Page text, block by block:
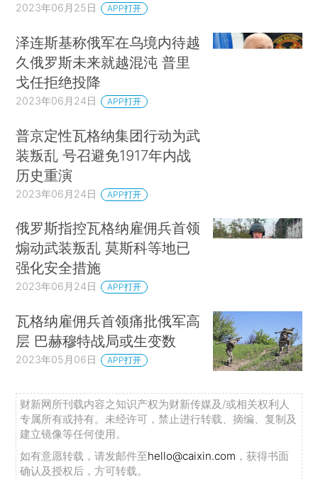
2023年06月25日 APP打开
泽连斯基称俄军在乌境内待越
久俄罗斯未来就越混沌 普里
戈任拒绝投降
2023年06月24日 APP打开
普京定性瓦格纳集团行动为武
装叛乱 号召避免1917年内战
历史重演
2023年06月24日 APP打开
俄罗斯指控瓦格纳雇佣兵首领
煽动武装叛乱 莫斯科等地已
强化安全措施
2023年06月24日 APP打开
瓦格纳雇佣兵首领痛批俄军高
层 巴赫穆特战局或生变数
2023年05月06日 APP打开
财新网所刊载内容之知识产权为财新传媒及/或相关权利人
专属所有或持有。未经许可，禁止进行转载、摘编、复制及
建立镜像等任何使用。
如有意愿转载，请发邮件至hello@caixin.com ，获得书面
确认及授权后，方可转载。